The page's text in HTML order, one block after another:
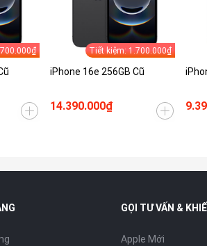
Tiết kiệm: 1.700.000₫
iPhone 16e 256GB Cũ
14.390.000₫
GỌI TƯ VẤN &
Apple Mới